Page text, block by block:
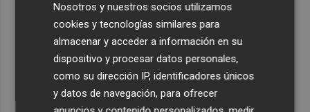
324 habitaciones
Estos son los estrenos que abren la cartelera en agosto:
de la comedia 'El último mono' a una nueva entrega de
'La Patrulla Canina'
Nosotros y nuestros socios utilizamos
cookies y tecnologías similares para
almacenar y acceder a información en su
dispositivo y procesar datos personales,
como su dirección IP, identificadores únicos
y datos de navegación, para ofrecer